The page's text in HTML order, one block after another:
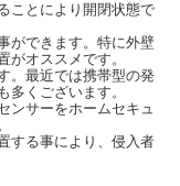
ことにより開閉状態で
ができます。特に外壁
がオススメです。
。最近では携帯型の発
多くございます。
ンサーをホームセキュ
する事により、侵入者